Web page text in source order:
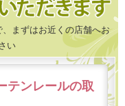
まずはお近くの店舗へお
い
テンレールの取